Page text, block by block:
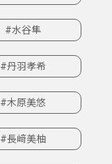
#水谷隼
#丹羽孝希
#木原美悠
#長﨑美柚